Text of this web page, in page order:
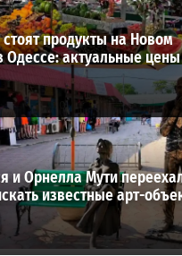
продукты на Новом
Одессе: актуальные цены
и Орнелла Мути
известные арт-